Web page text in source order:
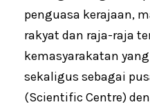
penguasa kerajaan,
rakyat dan raja-raja
kemasyarakatan
sekaligus sebagai
(Scientific Centre)